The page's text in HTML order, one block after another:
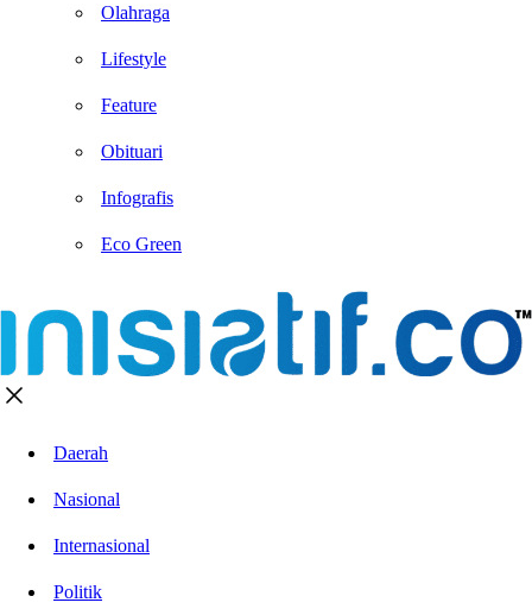
Olahraga
Lifestyle
Feature
Obituari
Infografis
Eco Green
Daerah
Nasional
Internasional
Politik